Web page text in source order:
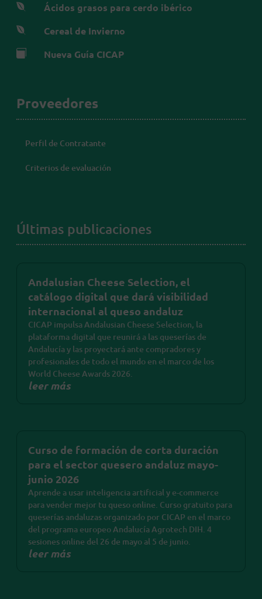
 Ácidos grasos para cerdo ibérico
 Cereal de Invierno
 Nueva Guía CICAP
Proveedores
Perfil de Contratante
Criterios de evaluación
Últimas publicaciones
Andalusian Cheese Selection, el
catálogo digital que dará visibilidad
internacional al queso andaluz
CICAP impulsa Andalusian Cheese Selection, la
plataforma digital que reunirá a las queserías de
Andalucía y las proyectará ante compradores y
profesionales de todo el mundo en el marco de los
World Cheese Awards 2026.
leer más
Curso de formación de corta duración
para el sector quesero andaluz mayo-
junio 2026
Aprende a usar inteligencia artificial y e-commerce
para vender mejor tu queso online. Curso gratuito para
queserías andaluzas organizado por CICAP en el marco
del programa europeo Andalucía Agrotech DIH. 4
sesiones online del 26 de mayo al 5 de junio.
leer más